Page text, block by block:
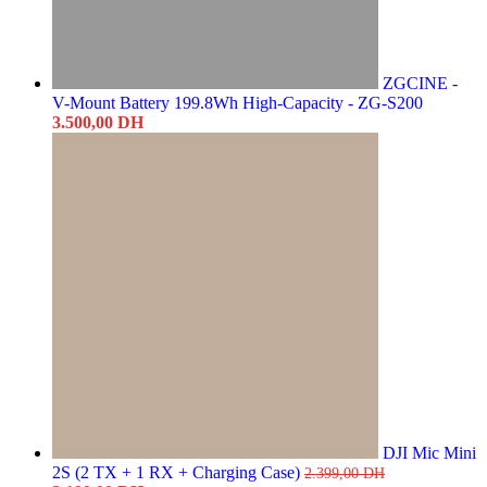
ZGCINE -
V-Mount Battery 199.8Wh High-Capacity - ZG-S200
3.500,00 DH
DJI Mic Mini
2S (2 TX + 1 RX + Charging Case) 2.399,00DH